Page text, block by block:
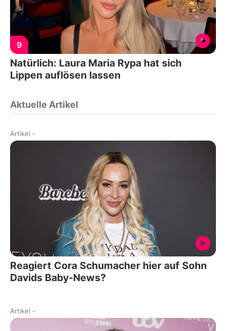
9
Natürlich: Laura Maria Rypa hat sich
Lippen auflösen lassen
Aktuelle Artikel
Artikel -
Reagiert Cora Schumacher hier auf Sohn
Davids Baby-News?
Artikel -